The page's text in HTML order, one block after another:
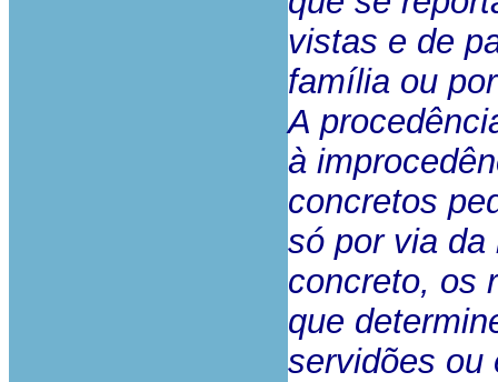
vistas e de
família ou
A
à
concretos
só por via da
concreto, os
que
servidões ou